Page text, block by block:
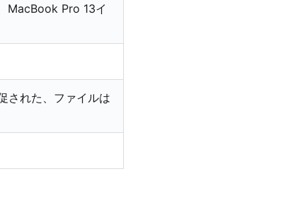
MacBook Pro 13イ
された、ファイルは